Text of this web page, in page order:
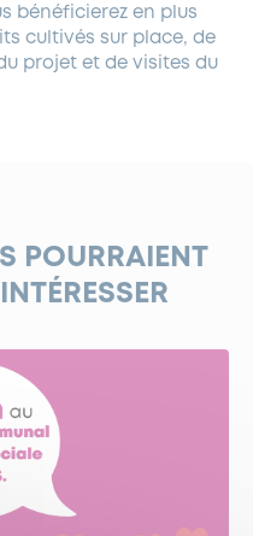
bénéficierez en plus
cultivés sur place, de
projet et de visites du
POURRAIENT